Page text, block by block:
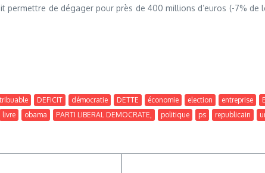
de dégager pour près de 400 millions d’euros (-7% de
DEFICIT démocratie DETTE économie election entreprise
livre obama PARTI LIBERAL DEMOCRATE, politique ps republicain